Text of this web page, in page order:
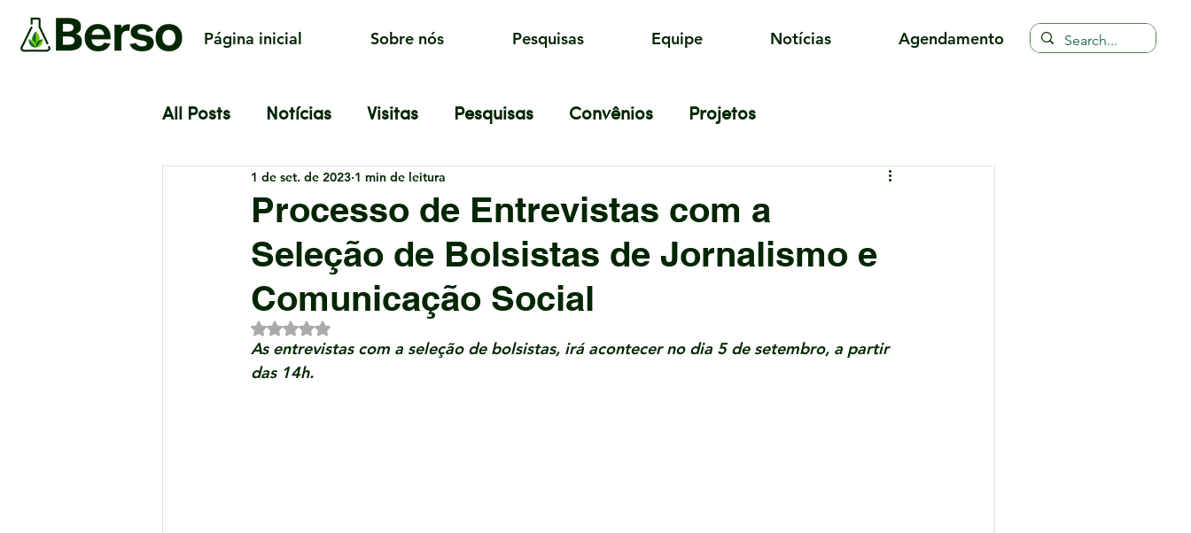
Página inicial Sobre nós Pesquisas Equipe Notícias Agendamento
All Posts Notícias Visitas Pesquisas Convênios Projetos
Processo de Entrevistas com a
Seleção de Bolsistas de Jornalismo e
Comunicação Social
1 de set. de 2023 1 min de leitura
Avaliado com NaN de 5 estrelas.
As entrevistas com a seleção de bolsistas, irá acontecer no dia 5 de setembro, a partir
das 14h.